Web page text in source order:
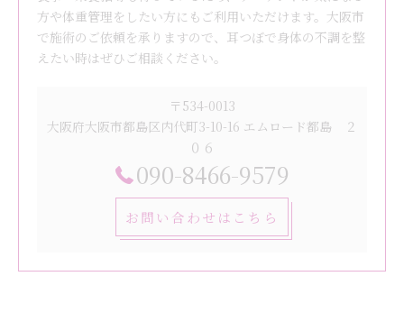
方や体重管理をしたい方にもご利用いただけます。大阪市
で施術のご依頼を承りますので、耳つぼで身体の不調を整
えたい時はぜひご相談ください。
〒534-0013
大阪府大阪市都島区内代町3-10-16 エムロード都島 ２
０６
090-8466-9579
お問い合わせはこちら